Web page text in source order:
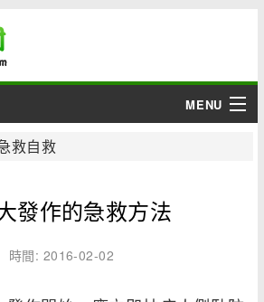
MENU
救自救
發作的急救方法
時間: 2016-02-02